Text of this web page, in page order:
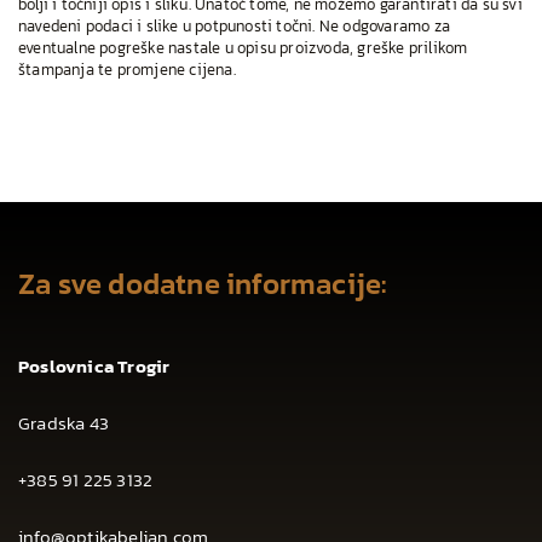
navedeni podaci i slike u potpunosti točni. Ne odgovaramo za
eventualne pogreške nastale u opisu proizvoda, greške prilikom
štampanja te promjene cijena.
Za sve dodatne informacije:
Poslovnica Trogir
Gradska 43
+385 91 225 3132